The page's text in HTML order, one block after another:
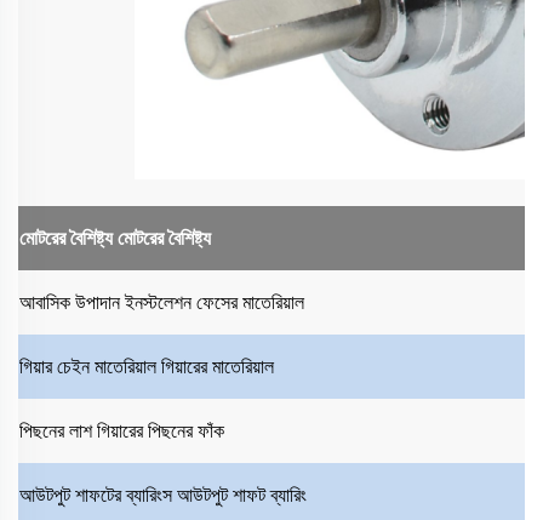
মোটরের বৈশিষ্ট্যমোটরের বৈশিষ্ট্য
আবাসিক উপাদানইনস্টলেশন ফেসের মাতেরিয়াল
গিয়ার চেইন মাতেরিয়ালগিয়ারের মাতেরিয়াল
পিছনের লাশগিয়ারের পিছনের ফাঁক
আউটপুট শাফটের ব্যারিংসআউটপুট শাফট ব্যারিং